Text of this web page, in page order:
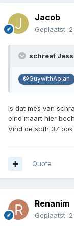
Jacob
Geplaatst:
schreef
@GuywithAplan
Is dat mes van
eind maart hier
Vind de scfh 37
Quote
Renanim
Geplaatst: